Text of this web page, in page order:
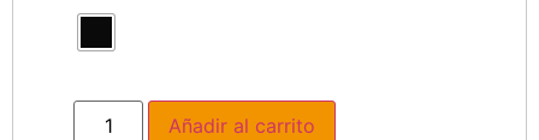
Añadir al carrito